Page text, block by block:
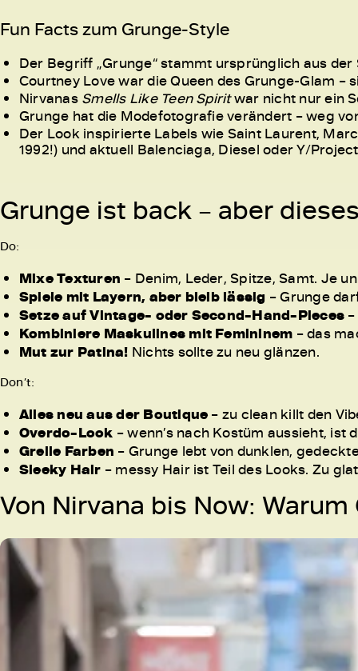
Fun Facts zum Grunge-Style
Der Begriff „Grunge“ stammt ursprünglich aus
Courtney Love war die Queen des Grunge-Glam
Nirvanas Smells Like Teen Spiritwar nicht nur ein
Grunge hat die Modefotografie verändert – weg
Der Look inspirierte Labels wie Saint Laurent,
1992!) und aktuell Balenciaga, Diesel oder Y/
Grunge ist back – aber
Do:
Mixe Texturen – Denim, Leder, Spitze, Samt. Je
Spiele mit Layern, aber bleib lässig – Grunge
Setze auf Vintage- oder Second-Hand-Pieces
Kombiniere Maskulines mit Femininem – das
Mut zur Patina! Nichts sollte zu neu glänzen.
Don’t:
Alles neu aus der Boutique – zu clean killt den
Overdo-Look – wenn’s nach Kostüm aussieht, ist
Grelle Farben – Grunge lebt von dunklen,
Sleeky Hair – messy Hair ist Teil des Looks. Zu
Von Nirvana bis Now: